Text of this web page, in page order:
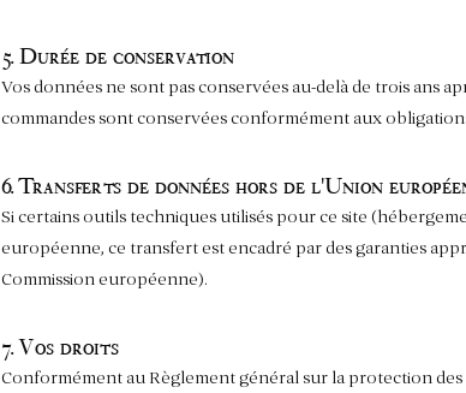
5. Durée de conservation
Vos données ne sont pas conservées au-delà de trois ans
commandes sont conservées conformément aux
6. Transferts de données hors de l'Union
Si certains outils techniques utilisés pour ce site
européenne, ce transfert est encadré par des garanties
Commission européenne).
7. Vos droits
Conformément au Règlement général sur la protection